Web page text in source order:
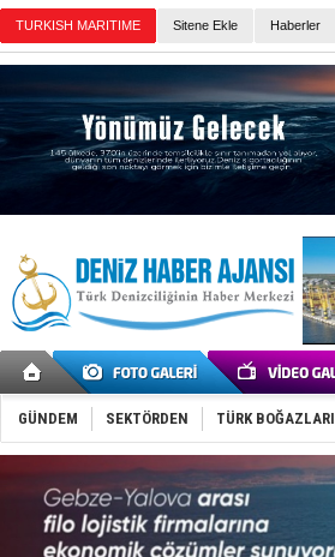
Sitene Ekle Haberler
GÜNDEM SEKTÖRDEN TÜRK BOĞAZLARI